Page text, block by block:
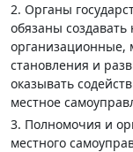
2. Органы
обязаны
организационные,
становления и
оказывать
местное
3. Полномочия и
местного